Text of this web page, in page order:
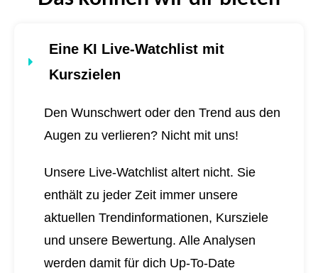
Eine KI Live-Watchlist mit
Kurszielen
Den Wunschwert oder den Trend aus den
Augen zu verlieren? Nicht mit uns!
Unsere Live-Watchlist altert nicht. Sie
enthält zu jeder Zeit immer unsere
aktuellen Trendinformationen, Kursziele
und unsere Bewertung. Alle Analysen
werden damit für dich Up-To-Date